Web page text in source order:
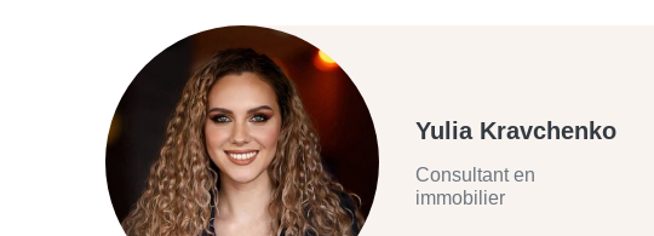
Yulia Kravchenko
Consultant en
immobilier